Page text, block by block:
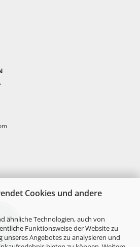
Cookies und andere
ähnliche Technologien, auch von
Funktionsweise der Website zu
Angebotes zu analysieren und